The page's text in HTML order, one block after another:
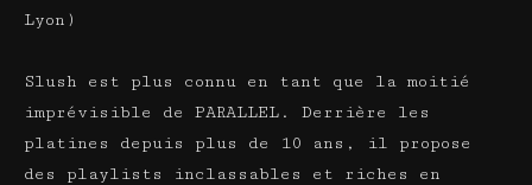
Lyon)
Slush est plus connu en tant que la moitié
imprévisible de PARALLEL. Derrière les
platines depuis plus de 10 ans, il propose
des playlists inclassables et riches en